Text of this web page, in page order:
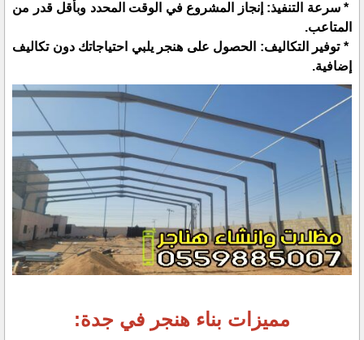
* سرعة التنفيذ: إنجاز المشروع في الوقت المحدد وبأقل قدر من
المتاعب.
* توفير التكاليف: الحصول على هنجر يلبي احتياجاتك دون تكاليف
إضافية.
مميزات بناء هنجر في جدة: